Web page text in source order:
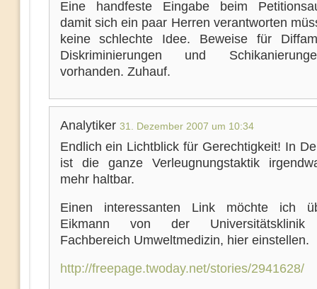
Eine handfeste Eingabe beim
damit sich ein paar Herren verantworten
keine schlechte Idee. Beweise für
Diskriminierungen und
vorhanden. Zuhauf.
Analytiker 31. Dezember 2007 um 10:34
Endlich ein Lichtblick für Gerechtigkeit! In
ist die ganze Verleugnungstaktik
mehr haltbar.
Einen interessanten Link möchte ich
Eikmann von der Universitätsklinik
Fachbereich Umweltmedizin, hier einstellen.
http://freepage.twoday.net/stories/2941628/